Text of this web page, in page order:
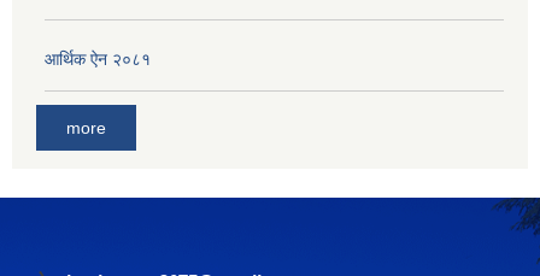
आर्थिक ऐन २०८१
more